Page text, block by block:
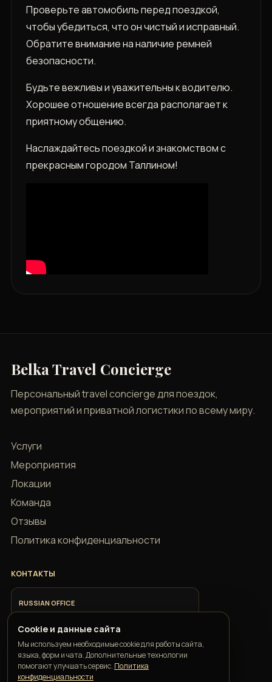
Проверьте автомобиль перед поездкой‚
чтобы убедиться‚ что он чистый и исправный.
Обратите внимание на наличие ремней
безопасности.
Будьте вежливы и уважительны к водителю.
Хорошее отношение всегда располагает к
приятному общению.
Наслаждайтесь поездкой и знакомством с
прекрасным городом Таллином!
Belka Travel Concierge
Персональный travel concierge для поездок,
мероприятий и приватной логистики по всему миру.
Услуги
Мероприятия
Локации
Команда
Отзывы
Политика конфиденциальности
КОНТАКТЫ
RUSSIAN OFFICE
+7 918 685 9883
ITALIAN OFFICE
+39 351 352 1163
Cookie и данные сайта
Мы используем необходимые cookie для работы сайта,
языка, форм и чата. Дополнительные технологии
помогают улучшать сервис. Политика
конфиденциальности